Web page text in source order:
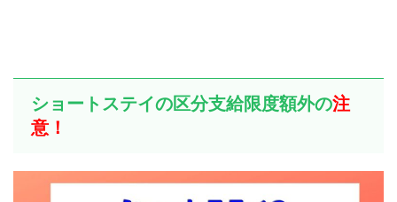
ショートステイの区分支給限度額外の注
意！